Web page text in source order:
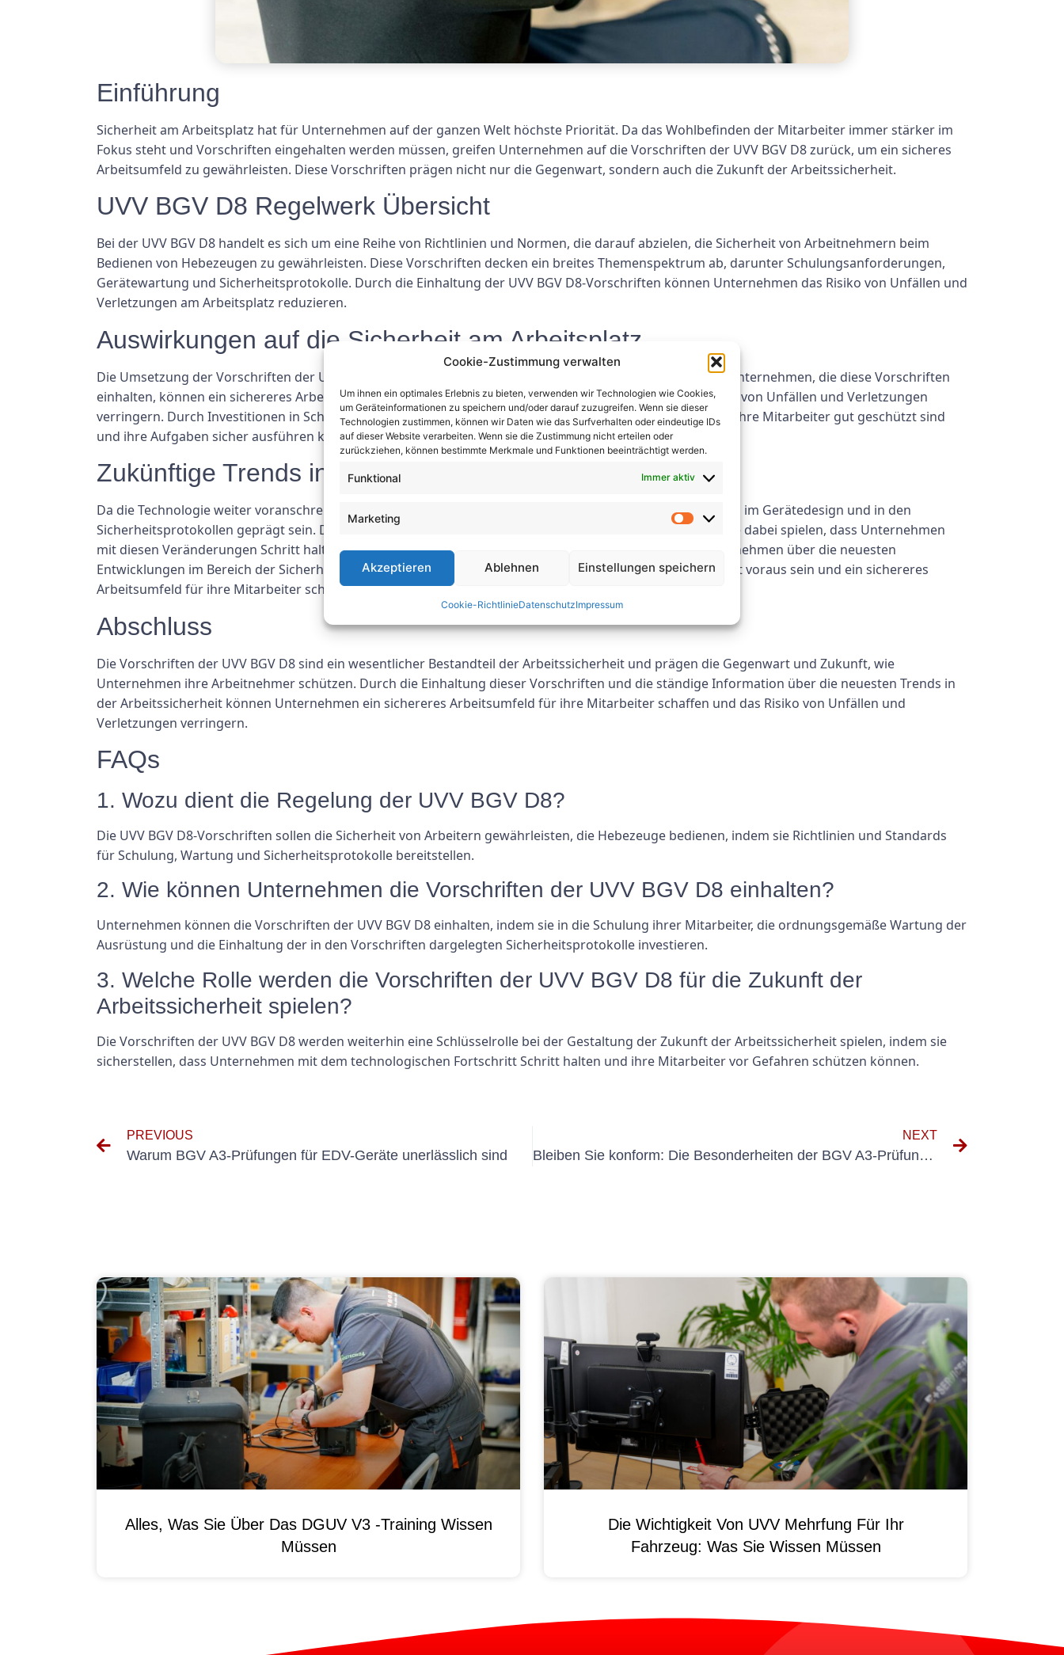
Cookie-Zustimmung verwalten
Um ihnen ein optimales Erlebnis zu bieten, verwenden wir Technologien wie Cookies,
um Geräteinformationen zu speichern und/oder darauf zuzugreifen. Wenn sie dieser
Technologien zustimmen, können wir Daten wie das Surfverhalten oder eindeutige IDs
auf dieser Website verarbeiten. Wenn sie die Zustimmung nicht erteilen oder
zurückziehen, können bestimmte Merkmale und Funktionen beeinträchtigt werden.
Funktional Immer aktiv
Marketing
Akzeptieren Ablehnen Einstellungen speichern
Cookie-RichtlinieDatenschutzImpressum
Einführung
Sicherheit am Arbeitsplatz hat für Unternehmen auf der ganzen Welt höchste Priorität. Da das Wohlbefinden der Mitarbeiter immer stärker im
Fokus steht und Vorschriften eingehalten werden müssen, greifen Unternehmen auf die Vorschriften der UVV BGV D8 zurück, um ein sicheres
Arbeitsumfeld zu gewährleisten. Diese Vorschriften prägen nicht nur die Gegenwart, sondern auch die Zukunft der Arbeitssicherheit.
UVV BGV D8 Regelwerk Übersicht
Bei der UVV BGV D8 handelt es sich um eine Reihe von Richtlinien und Normen, die darauf abzielen, die Sicherheit von Arbeitnehmern beim
Bedienen von Hebezeugen zu gewährleisten. Diese Vorschriften decken ein breites Themenspektrum ab, darunter Schulungsanforderungen,
Gerätewartung und Sicherheitsprotokolle. Durch die Einhaltung der UVV BGV D8-Vorschriften können Unternehmen das Risiko von Unfällen und
Verletzungen am Arbeitsplatz reduzieren.
Auswirkungen auf die Sicherheit am Arbeitsplatz
Die Umsetzung der Vorschriften der UVV BGV D8 hat erhebliche Auswirkungen auf die Arbeitssicherheit. Unternehmen, die diese Vorschriften
einhalten, können ein sichereres Arbeitsumfeld für ihre Mitarbeiter schaffen und so die Wahrscheinlichkeit von Unfällen und Verletzungen
verringern. Durch Investitionen in Schulung und Gerätewartung können Unternehmen sicherstellen, dass ihre Mitarbeiter gut geschützt sind
und ihre Aufgaben sicher ausführen können.
Zukünftige Trends in der Arbeitssicherheit
Da die Technologie weiter voranschreitet, wird die Zukunft der Sicherheit am Arbeitsplatz von Innovationen im Gerätedesign und in den
Sicherheitsprotokollen geprägt sein. Die Vorschriften der UVV BGV D8 werden weiterhin eine Schlüsselrolle dabei spielen, dass Unternehmen
mit diesen Veränderungen Schritt halten und ihre Mitarbeiter vor Schäden schützen können. Indem Unternehmen über die neuesten
Entwicklungen im Bereich der Sicherheit am Arbeitsplatz informiert bleiben, können sie immer einen Schritt voraus sein und ein sichereres
Arbeitsumfeld für ihre Mitarbeiter schaffen.
Abschluss
Die Vorschriften der UVV BGV D8 sind ein wesentlicher Bestandteil der Arbeitssicherheit und prägen die Gegenwart und Zukunft, wie
Unternehmen ihre Arbeitnehmer schützen. Durch die Einhaltung dieser Vorschriften und die ständige Information über die neuesten Trends in
der Arbeitssicherheit können Unternehmen ein sichereres Arbeitsumfeld für ihre Mitarbeiter schaffen und das Risiko von Unfällen und
Verletzungen verringern.
FAQs
1. Wozu dient die Regelung der UVV BGV D8?
Die UVV BGV D8-Vorschriften sollen die Sicherheit von Arbeitern gewährleisten, die Hebezeuge bedienen, indem sie Richtlinien und Standards
für Schulung, Wartung und Sicherheitsprotokolle bereitstellen.
2. Wie können Unternehmen die Vorschriften der UVV BGV D8 einhalten?
Unternehmen können die Vorschriften der UVV BGV D8 einhalten, indem sie in die Schulung ihrer Mitarbeiter, die ordnungsgemäße Wartung der
Ausrüstung und die Einhaltung der in den Vorschriften dargelegten Sicherheitsprotokolle investieren.
3. Welche Rolle werden die Vorschriften der UVV BGV D8 für die Zukunft der
Arbeitssicherheit spielen?
Die Vorschriften der UVV BGV D8 werden weiterhin eine Schlüsselrolle bei der Gestaltung der Zukunft der Arbeitssicherheit spielen, indem sie
sicherstellen, dass Unternehmen mit dem technologischen Fortschritt Schritt halten und ihre Mitarbeiter vor Gefahren schützen können.
PREVIOUS
Warum BGV A3-Prüfungen für EDV-Geräte unerlässlich sind
NEXT
Bleiben Sie konform: Die Besonderheiten der BGV A3-Prüfung für ortsfeste Anlagen
Alles, Was Sie Über Das DGUV V3 -Training Wissen
Müssen
Die Wichtigkeit Von UVV Mehrfung Für Ihr
Fahrzeug: Was Sie Wissen Müssen